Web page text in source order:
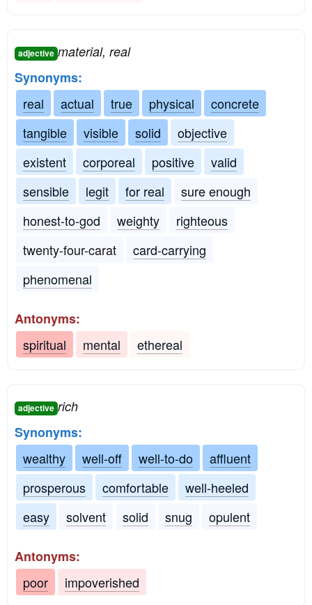
adjective material, real
Synonyms:
real
actual true physical
concrete
tangible
visible solid
objective
existent
corporeal positive
valid
sensible
legit for real
sure enough
honest-to-god
weighty
righteous
twenty-four-carat
card-carrying
phenomenal
Antonyms:
spiritual
mental ethereal
adjective rich
Synonyms:
wealthy
well-off well-to-do
affluent
prosperous
comfortable
well-heeled
easy
solvent solid snug opulent
Antonyms:
poor
impoverished